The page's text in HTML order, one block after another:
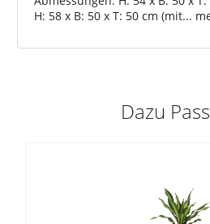
H: 58 x B: 50 x T: 50 cm (mit...
Dazu